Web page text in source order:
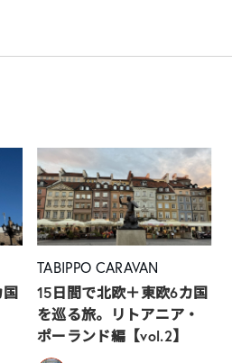
国
TABIPPO CARAVAN
15日間で北欧＋東欧6カ国
を巡る旅。リトアニア・
ポーランド編【vol.2】